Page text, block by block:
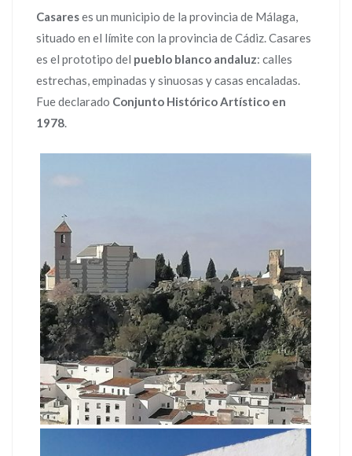
Casareses un municipio de la provincia de Málaga,
situado en el límite con la provincia de Cádiz. Casares
es el prototipo del pueblo blanco andaluz: calles
estrechas, empinadas y sinuosas y casas encaladas.
Fue declarado Conjunto Histórico Artístico en
1978.